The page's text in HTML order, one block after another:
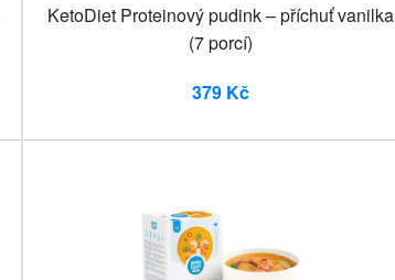
KetoDiet Proteinový pudink – příchuť vanilka
(7 porcí)
379 Kč